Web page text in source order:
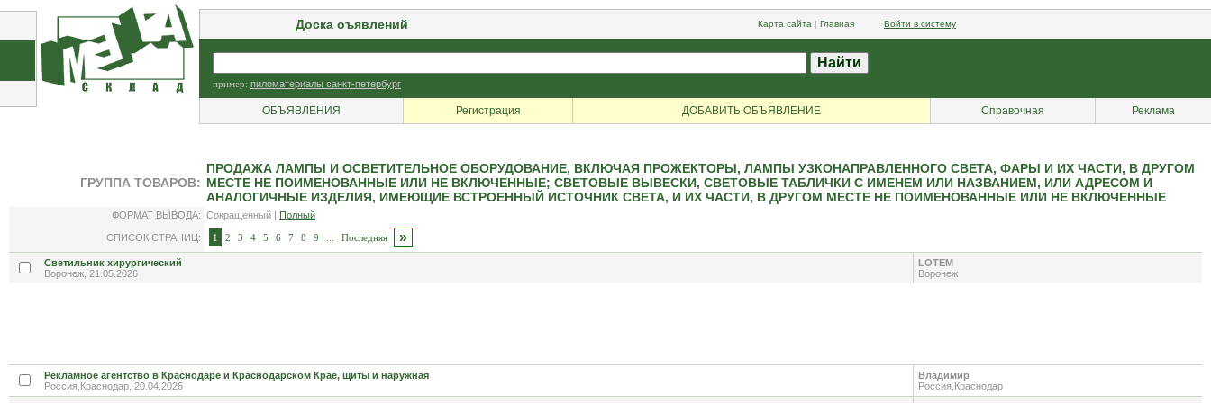
Доска оъявлений Карта сайта | Главная Войти в систему
пример: пиломатериалы санкт-петербург
ОБЪЯВЛЕНИЯ Регистрация ДОБАВИТЬ ОБЪЯВЛЕНИЕ Справочная Реклама
ГРУППА ТОВАРОВ:
ПРОДАЖА ЛАМПЫ И ОСВЕТИТЕЛЬНОЕ ОБОРУДОВАНИЕ, ВКЛЮЧАЯ ПРОЖЕКТОРЫ, ЛАМПЫ УЗКОНАПРАВЛЕННОГО СВЕТА, ФАРЫ И ИХ ЧАСТИ, В ДРУГОМ
МЕСТЕ НЕ ПОИМЕНОВАННЫЕ ИЛИ НЕ ВКЛЮЧЕННЫЕ; СВЕТОВЫЕ ВЫВЕСКИ, СВЕТОВЫЕ ТАБЛИЧКИ С ИМЕНЕМ ИЛИ НАЗВАНИЕМ, ИЛИ АДРЕСОМ И
АНАЛОГИЧНЫЕ ИЗДЕЛИЯ, ИМЕЮЩИЕ ВСТРОЕННЫЙ ИСТОЧНИК СВЕТА, И ИХ ЧАСТИ, В ДРУГОМ МЕСТЕ НЕ ПОИМЕНОВАННЫЕ ИЛИ НЕ ВКЛЮЧЕННЫЕ
ФОРМАТ ВЫВОДА: Сокращенный | Полный
СПИСОК СТРАНИЦ: 1 2 3 4 5 6 7 8 9 Последняя »
Светильник хирургический
Воронеж, 21.05.2026
LOTEM
Воронеж
Рекламное агентство в Краснодаре и Краснодарском Крае, щиты и наружная
Россия,Краснодар, 20.04.2026
Владимир
Россия,Краснодар